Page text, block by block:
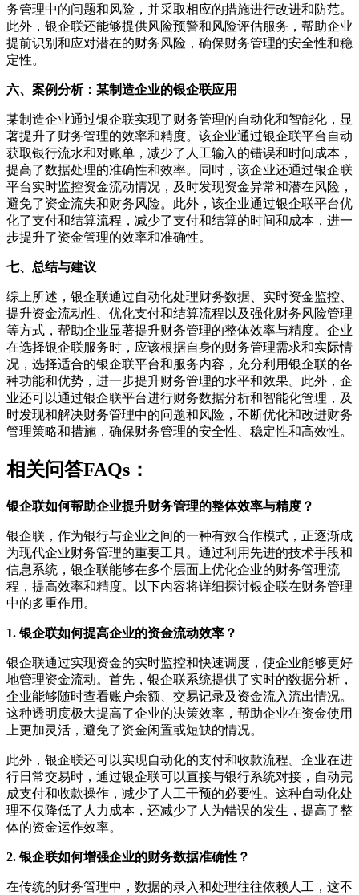
务管理中的问题和风险，并采取相应的措施进行改进和防范。
此外，银企联还能够提供风险预警和风险评估服务，帮助企业
提前识别和应对潜在的财务风险，确保财务管理的安全性和稳
定性。
六、案例分析：某制造企业的银企联应用
某制造企业通过银企联实现了财务管理的自动化和智能化，显
著提升了财务管理的效率和精度。该企业通过银企联平台自动
获取银行流水和对账单，减少了人工输入的错误和时间成本，
提高了数据处理的准确性和效率。同时，该企业还通过银企联
平台实时监控资金流动情况，及时发现资金异常和潜在风险，
避免了资金流失和财务风险。此外，该企业通过银企联平台优
化了支付和结算流程，减少了支付和结算的时间和成本，进一
步提升了资金管理的效率和准确性。
七、总结与建议
综上所述，银企联通过自动化处理财务数据、实时资金监控、
提升资金流动性、优化支付和结算流程以及强化财务风险管理
等方式，帮助企业显著提升财务管理的整体效率与精度。企业
在选择银企联服务时，应该根据自身的财务管理需求和实际情
况，选择适合的银企联平台和服务内容，充分利用银企联的各
种功能和优势，进一步提升财务管理的水平和效果。此外，企
业还可以通过银企联平台进行财务数据分析和智能化管理，及
时发现和解决财务管理中的问题和风险，不断优化和改进财务
管理策略和措施，确保财务管理的安全性、稳定性和高效性。
相关问答FAQs：
银企联如何帮助企业提升财务管理的整体效率与精度？
银企联，作为银行与企业之间的一种有效合作模式，正逐渐成
为现代企业财务管理的重要工具。通过利用先进的技术手段和
信息系统，银企联能够在多个层面上优化企业的财务管理流
程，提高效率和精度。以下内容将详细探讨银企联在财务管理
中的多重作用。
1. 银企联如何提高企业的资金流动效率？
银企联通过实现资金的实时监控和快速调度，使企业能够更好
地管理资金流动。首先，银企联系统提供了实时的数据分析，
企业能够随时查看账户余额、交易记录及资金流入流出情况。
这种透明度极大提高了企业的决策效率，帮助企业在资金使用
上更加灵活，避免了资金闲置或短缺的情况。
此外，银企联还可以实现自动化的支付和收款流程。企业在进
行日常交易时，通过银企联可以直接与银行系统对接，自动完
成支付和收款操作，减少了人工干预的必要性。这种自动化处
理不仅降低了人力成本，还减少了人为错误的发生，提高了整
体的资金运作效率。
2. 银企联如何增强企业的财务数据准确性？
在传统的财务管理中，数据的录入和处理往往依赖人工，这不